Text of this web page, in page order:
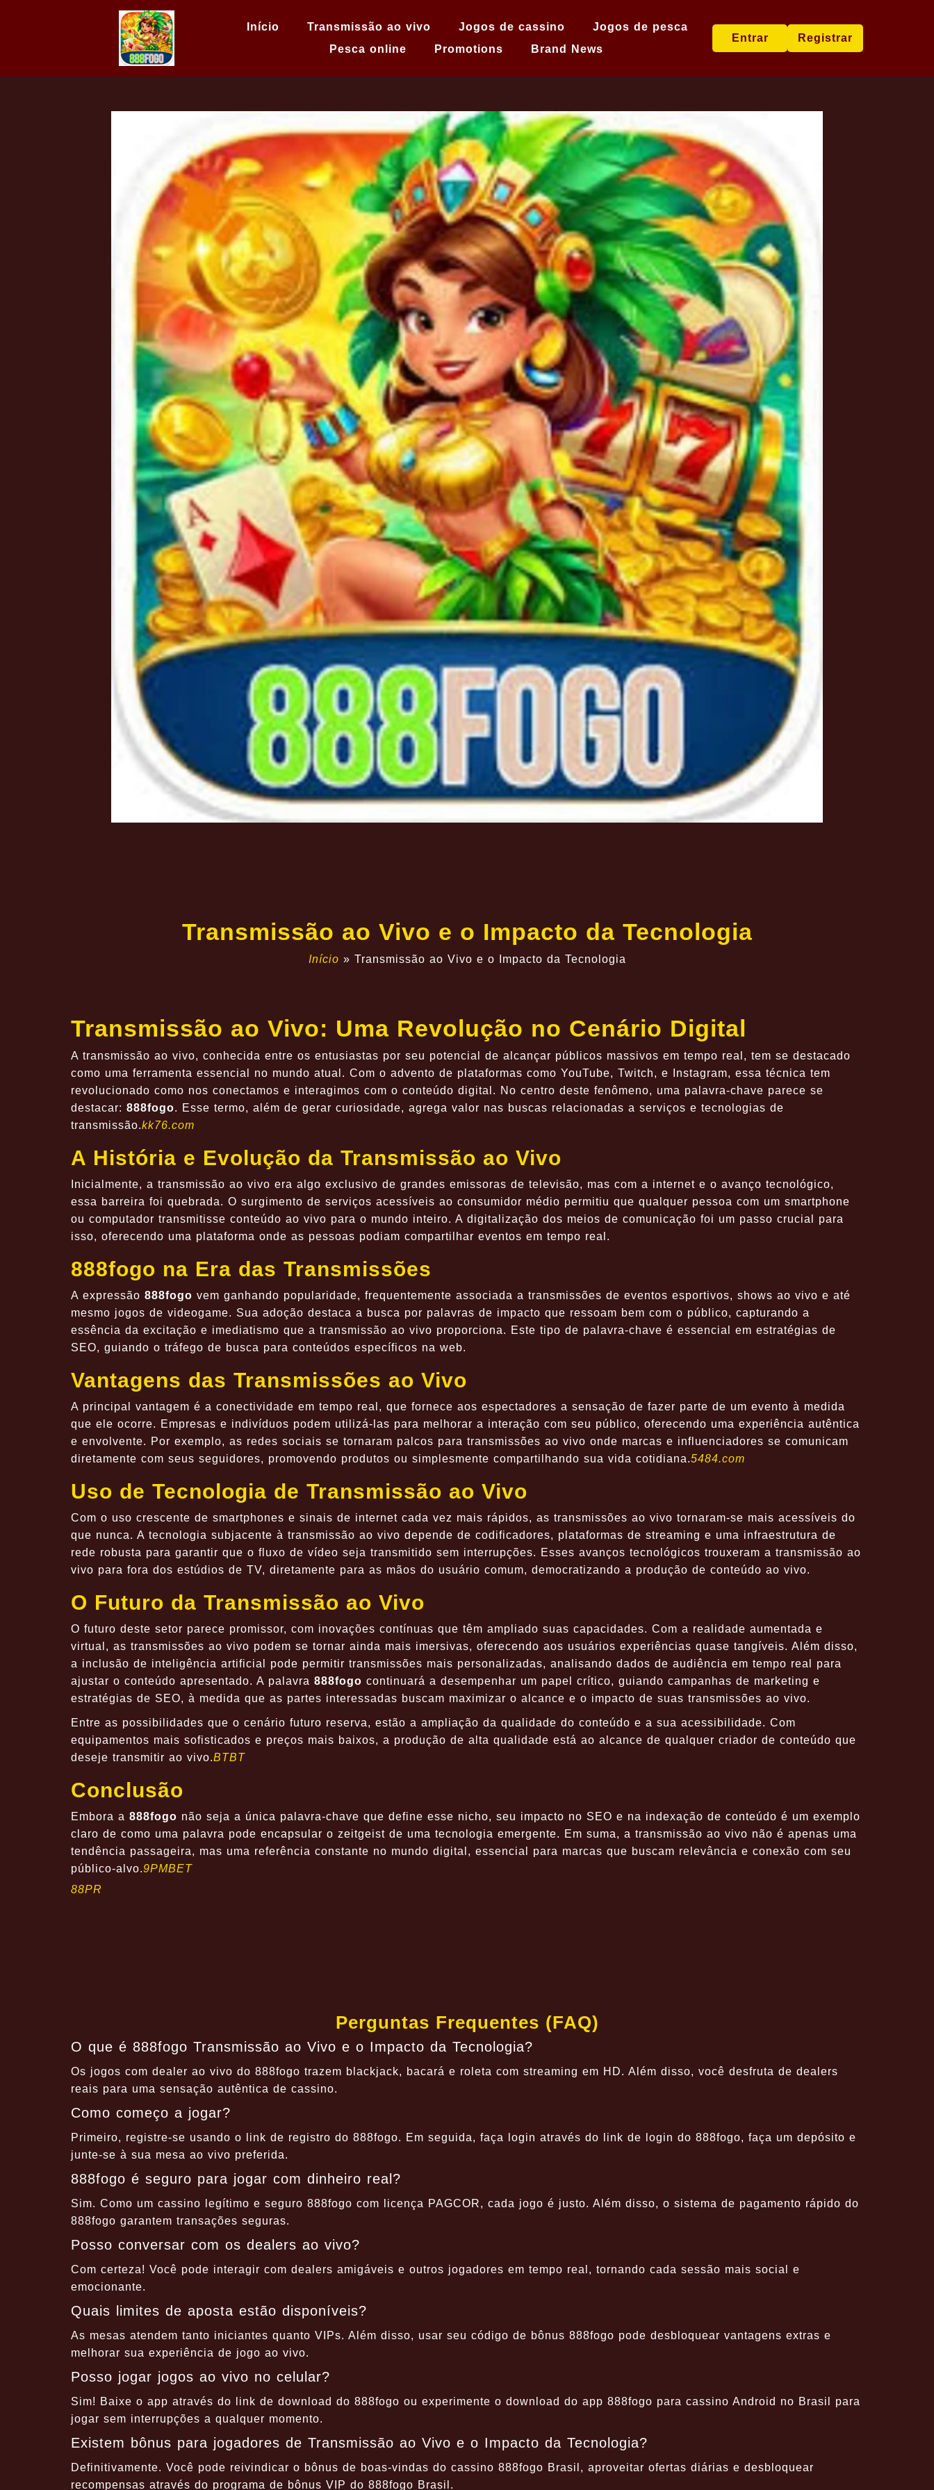
Início Transmissão ao vivo Jogos de cassino
Jogos de pesca
Pesca online
Promotions Brand News
Entrar Registrar
Transmissão ao Vivo e o Impacto da Tecnologia
Início » Transmissão ao Vivo e o Impacto da Tecnologia
Transmissão ao Vivo: Uma Revolução no Cenário Digital
A transmissão ao vivo, conhecida entre os entusiastas por seu potencial de alcançar públicos massivos em tempo real, tem se destacado
como uma ferramenta essencial no mundo atual. Com o advento de plataformas como YouTube, Twitch, e Instagram, essa técnica tem
revolucionado como nos conectamos e interagimos com o conteúdo digital. No centro deste fenômeno, uma palavra-chave parece se
destacar: 888fogo. Esse termo, além de gerar curiosidade, agrega valor nas buscas relacionadas a serviços e tecnologias de
transmissão.kk76.com
A História e Evolução da Transmissão ao Vivo
Inicialmente, a transmissão ao vivo era algo exclusivo de grandes emissoras de televisão, mas com a internet e o avanço tecnológico,
essa barreira foi quebrada. O surgimento de serviços acessíveis ao consumidor médio permitiu que qualquer pessoa com um smartphone
ou computador transmitisse conteúdo ao vivo para o mundo inteiro. A digitalização dos meios de comunicação foi um passo crucial para
isso, oferecendo uma plataforma onde as pessoas podiam compartilhar eventos em tempo real.
888fogo na Era das Transmissões
A expressão 888fogo vem ganhando popularidade, frequentemente associada a transmissões de eventos esportivos, shows ao vivo e até
mesmo jogos de videogame. Sua adoção destaca a busca por palavras de impacto que ressoam bem com o público, capturando a
essência da excitação e imediatismo que a transmissão ao vivo proporciona. Este tipo de palavra-chave é essencial em estratégias de
SEO, guiando o tráfego de busca para conteúdos específicos na web.
Vantagens das Transmissões ao Vivo
A principal vantagem é a conectividade em tempo real, que fornece aos espectadores a sensação de fazer parte de um evento à medida
que ele ocorre. Empresas e indivíduos podem utilizá-las para melhorar a interação com seu público, oferecendo uma experiência autêntica
e envolvente. Por exemplo, as redes sociais se tornaram palcos para transmissões ao vivo onde marcas e influenciadores se comunicam
diretamente com seus seguidores, promovendo produtos ou simplesmente compartilhando sua vida cotidiana.5484.com
Uso de Tecnologia de Transmissão ao Vivo
Com o uso crescente de smartphones e sinais de internet cada vez mais rápidos, as transmissões ao vivo tornaram-se mais acessíveis do
que nunca. A tecnologia subjacente à transmissão ao vivo depende de codificadores, plataformas de streaming e uma infraestrutura de
rede robusta para garantir que o fluxo de vídeo seja transmitido sem interrupções. Esses avanços tecnológicos trouxeram a transmissão ao
vivo para fora dos estúdios de TV, diretamente para as mãos do usuário comum, democratizando a produção de conteúdo ao vivo.
O Futuro da Transmissão ao Vivo
O futuro deste setor parece promissor, com inovações contínuas que têm ampliado suas capacidades. Com a realidade aumentada e
virtual, as transmissões ao vivo podem se tornar ainda mais imersivas, oferecendo aos usuários experiências quase tangíveis. Além disso,
a inclusão de inteligência artificial pode permitir transmissões mais personalizadas, analisando dados de audiência em tempo real para
ajustar o conteúdo apresentado. A palavra 888fogo continuará a desempenhar um papel crítico, guiando campanhas de marketing e
estratégias de SEO, à medida que as partes interessadas buscam maximizar o alcance e o impacto de suas transmissões ao vivo.
Entre as possibilidades que o cenário futuro reserva, estão a ampliação da qualidade do conteúdo e a sua acessibilidade. Com
equipamentos mais sofisticados e preços mais baixos, a produção de alta qualidade está ao alcance de qualquer criador de conteúdo que
deseje transmitir ao vivo.BTBT
Conclusão
Embora a 888fogo não seja a única palavra-chave que define esse nicho, seu impacto no SEO e na indexação de conteúdo é um exemplo
claro de como uma palavra pode encapsular o zeitgeist de uma tecnologia emergente. Em suma, a transmissão ao vivo não é apenas uma
tendência passageira, mas uma referência constante no mundo digital, essencial para marcas que buscam relevância e conexão com seu
público-alvo.9PMBET
88PR
Perguntas Frequentes (FAQ)
O que é 888fogo Transmissão ao Vivo e o Impacto da Tecnologia?
Os jogos com dealer ao vivo do 888fogo trazem blackjack, bacará e roleta com streaming em HD. Além disso, você desfruta de dealers
reais para uma sensação autêntica de cassino.
Como começo a jogar?
Primeiro, registre-se usando o link de registro do 888fogo. Em seguida, faça login através do link de login do 888fogo, faça um depósito e
junte-se à sua mesa ao vivo preferida.
888fogo é seguro para jogar com dinheiro real?
Sim. Como um cassino legítimo e seguro 888fogo com licença PAGCOR, cada jogo é justo. Além disso, o sistema de pagamento rápido do
888fogo garantem transações seguras.
Posso conversar com os dealers ao vivo?
Com certeza! Você pode interagir com dealers amigáveis e outros jogadores em tempo real, tornando cada sessão mais social e
emocionante.
Quais limites de aposta estão disponíveis?
As mesas atendem tanto iniciantes quanto VIPs. Além disso, usar seu código de bônus 888fogo pode desbloquear vantagens extras e
melhorar sua experiência de jogo ao vivo.
Posso jogar jogos ao vivo no celular?
Sim! Baixe o app através do link de download do 888fogo ou experimente o download do app 888fogo para cassino Android no Brasil para
jogar sem interrupções a qualquer momento.
Existem bônus para jogadores de Transmissão ao Vivo e o Impacto da Tecnologia?
Definitivamente. Você pode reivindicar o bônus de boas-vindas do cassino 888fogo Brasil, aproveitar ofertas diárias e desbloquear
recompensas através do programa de bônus VIP do 888fogo Brasil.